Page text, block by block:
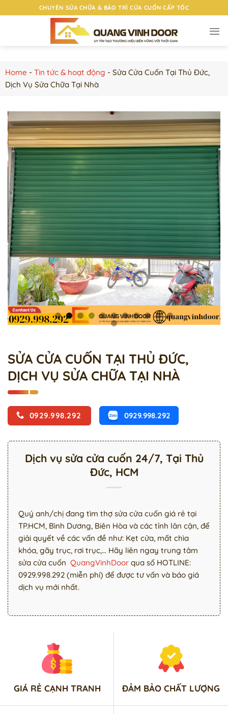
đến
CHUYÊN SỬA CHỮA & BẢO TRÌ CỬA CUỐN CẤP TỐC
Home - Tin tức & hoạt động - Sửa Cửa Cuốn Tại Thủ Đức,
Dịch Vụ Sửa Chữa Tại Nhà
SỬA CỬA CUỐN TẠI THỦ ĐỨC,
DỊCH VỤ SỬA CHỮA TẠI NHÀ
0929.998.292 0929.998.292
Dịch vụ sửa cửa cuốn 24/7, Tại Thủ
Đức, HCM
Quý anh/chị đang tìm thợ sửa cửa cuốn giá rẻ tại
TP.HCM, Bình Dương, Biên Hòa và các tỉnh lân cận, để
giải quyết về các vấn đề như: Kẹt cửa, mất chìa
khóa, gãy trục, rơi trục,… Hãy liên ngay trung tâm
sửa cửa cuốn QuangVinhDoor qua số HOTLINE:
0929.998.292 (miễn phí) để được tư vấn và báo giá
dịch vụ mới nhất.
GIÁ RẺ CẠNH TRANH ĐẢM BẢO CHẤT LƯỢNG